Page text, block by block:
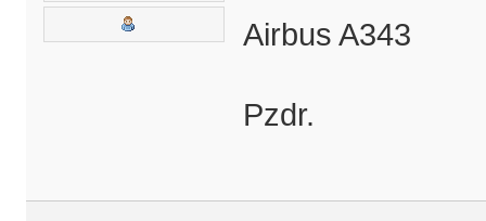
Airbus A343
Pzdr.